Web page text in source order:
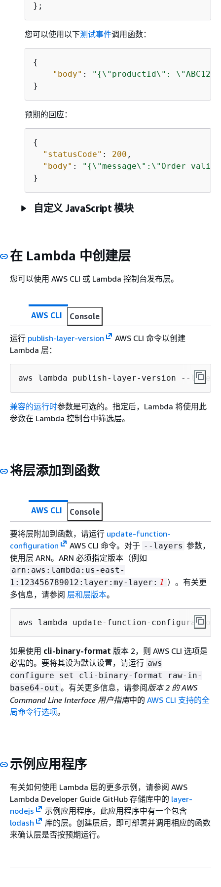
};
您可以使用以下测试事件调用函数：
{
"body" : " {\"productId\":
}
预期的回应：
{
"statusCode" : 200 ,
"body" : " {\"message\":\"Order
}
自定义 JavaScript 模块
在 Lambda 中创建层
您可以使用 AWS CLI 或 Lambda 控制台发布层。
AWS CLI Console
运行 publish-layer-version
AWS CLI 命令以创建
Lambda 层：
aws lambda publish-layer-version --layer-
兼容的运行时参数是可选的。指定后，Lambda 将使用此
参数在 Lambda 控制台中筛选层。
将层添加到函数
AWS CLI Console
要将层附加到函数，请运行 update-function-
configuration
AWS CLI 命令。对于 --layers 参数，
使用层 ARN。ARN 必须指定版本（例如
arn:aws:lambda:us-east-
1:123456789012:layer:my-layer: 1 ）。有关更
多信息，请参阅 层和层版本。
aws lambda update-function-
如果使用 cli-binary-format 版本 2，则 AWS CLI 选项是
必需的。要将其设为默认设置，请运行 aws
configure set cli-binary-format raw-in-
base64-out 。有关更多信息，请参阅版本 2 的 AWS
Command Line Interface 用户指南中的 AWS CLI 支持的全
局命令行选项。
示例应用程序
有关如何使用 Lambda 层的更多示例，请参阅 AWS
Lambda Developer Guide GitHub 存储库中的 layer-
nodejs
示例应用程序。此应用程序中有一个包含
lodash
库的层。创建层后，即可部署并调用相应的函数
来确认层是否按预期运行。